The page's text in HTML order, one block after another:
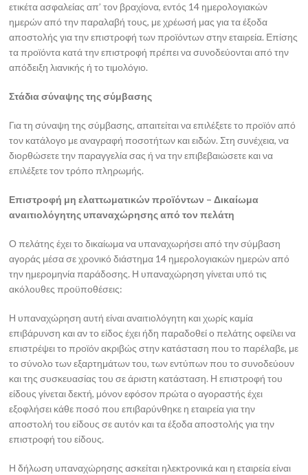
ετικέτα ασφαλείας απ’ τον βραχίονα, εντός 14 ημερολογιακών
ημερών από την παραλαβή τους, με χρέωσή μας για τα έξοδα
αποστολής για την επιστροφή των προϊόντων στην εταιρεία. Επίσης
τα προϊόντα κατά την επιστροφή πρέπει να συνοδεύονται από την
απόδειξη λιανικής ή το τιμολόγιο.
Στάδια σύναψης της σύμβασης
Για τη σύναψη της σύμβασης, απαιτείται να επιλέξετε το προϊόν από
τον κατάλογο με αναγραφή ποσοτήτων και ειδών. Στη συνέχεια, να
διορθώσετε την παραγγελία σας ή να την επιβεβαιώσετε και να
επιλέξετε τον τρόπο πληρωμής.
Επιστροφή μη ελαττωματικών προϊόντων – Δικαίωμα
αναιτιολόγητης υπαναχώρησης από τον πελάτη
Ο πελάτης έχει το δικαίωμα να υπαναχωρήσει από την σύμβαση
αγοράς μέσα σε χρονικό διάστημα 14 ημερολογιακών ημερών από
την ημερομηνία παράδοσης. Η υπαναχώρηση γίνεται υπό τις
ακόλουθες προϋποθέσεις:
Η υπαναχώρηση αυτή είναι αναιτιολόγητη και χωρίς καμία
επιβάρυνση και αν το είδος έχει ήδη παραδοθεί ο πελάτης οφείλει να
επιστρέψει το προϊόν ακριβώς στην κατάσταση που το παρέλαβε, με
το σύνολο των εξαρτημάτων του, των εντύπων που το συνοδεύουν
και της συσκευασίας του σε άριστη κατάσταση. Η επιστροφή του
είδους γίνεται δεκτή, μόνον εφόσον πρώτα ο αγοραστής έχει
εξοφλήσει κάθε ποσό που επιβαρύνθηκε η εταιρεία για την
αποστολή του είδους σε αυτόν και τα έξοδα αποστολής για την
επιστροφή του είδους.
Η δήλωση υπαναχώρησης ασκείται ηλεκτρονικά και η εταιρεία είναι